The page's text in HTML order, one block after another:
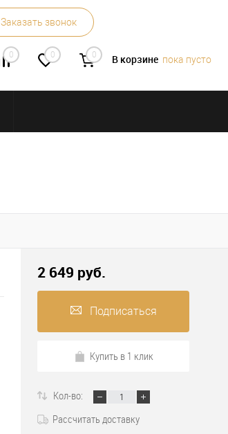
Заказать звонок
0 0 0 В корзине пока пусто
2 649 руб.
Подписаться
Купить в 1 клик
Кол-во:
Рассчитать доставку